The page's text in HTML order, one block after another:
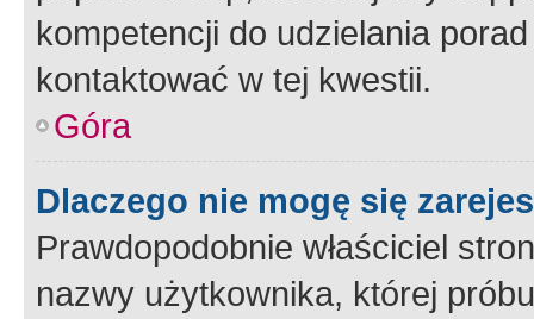
kompetencji do udzielania
kontaktować w tej kwestii.
Góra
Dlaczego nie mogę się
Prawdopodobnie właściciel
nazwy użytkownika, której